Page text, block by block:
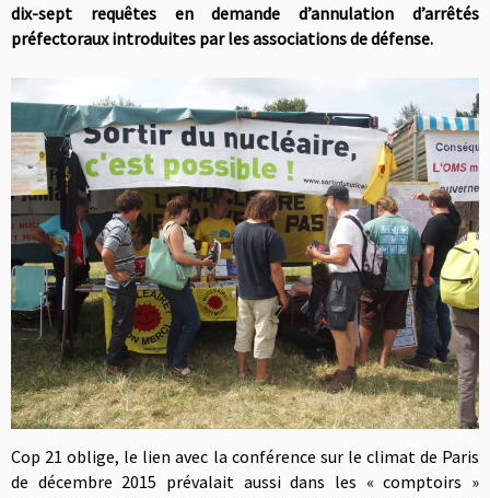
dix-sept requêtes en demande d’annulation d’arrêtés
préfectoraux introduites par les associations de défense.
Cop 21 oblige, le lien avec la conférence sur le climat de Paris
de décembre 2015 prévalait aussi dans les « comptoirs »